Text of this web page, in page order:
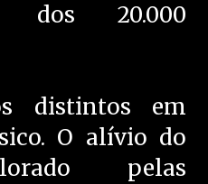
dos 20.000
distintos em
O alívio do
pelas